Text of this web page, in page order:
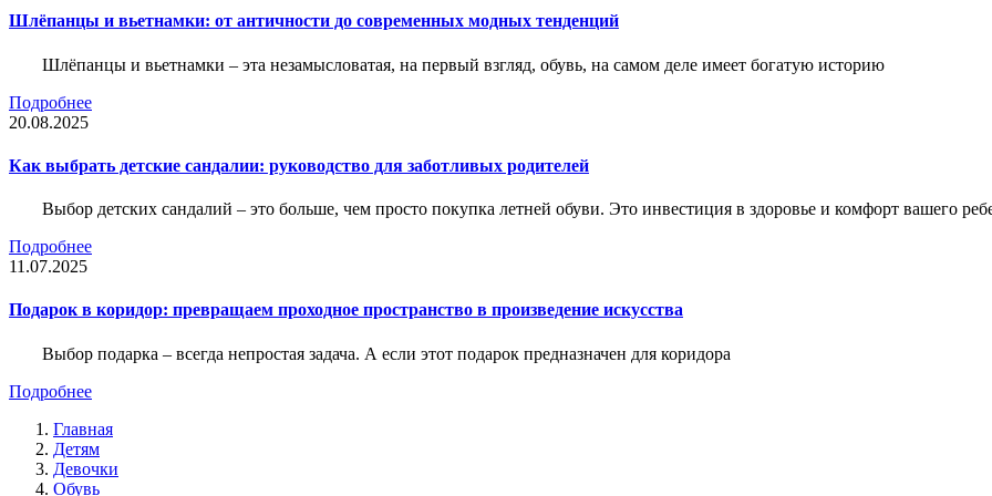
Шлёпанцы и вьетнамки: от античности до современных модных тенденций
Шлёпанцы и вьетнамки – эта незамысловатая, на первый взгляд, обувь, на самом деле имеет богатую историю
Подробнее
20.08.2025
Как выбрать детские сандалии: руководство для заботливых родителей
Выбор детских сандалий – это больше, чем просто покупка летней обуви. Это инвестиция в здоровье и комфорт вашего
Подробнее
11.07.2025
Подарок в коридор: превращаем проходное пространство в произведение искусства
Выбор подарка – всегда непростая задача. А если этот подарок предназначен для коридора
Подробнее
Главная
Детям
Девочки
Обувь